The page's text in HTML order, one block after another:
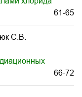
61-65
С.В.
66-72